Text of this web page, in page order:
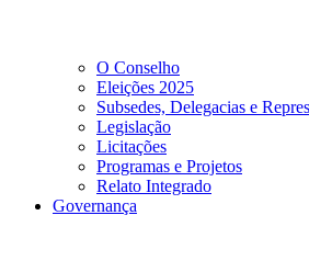
O Conselho
Eleições 2025
Subsedes, Delegacias e
Legislação
Licitações
Programas e Projetos
Relato Integrado
Governança